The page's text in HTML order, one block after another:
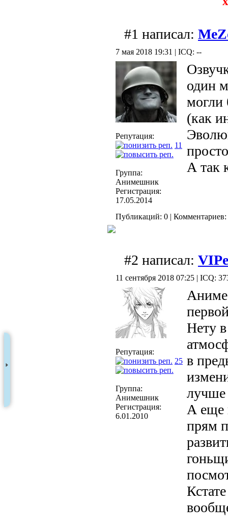
#1 написал:
7 мая 2018 19:31 | ICQ: --
Репутация:
11
Группа:
Анимешник
Регистрация:
17.05.2014
один
могли
(как
А так
Публикаций: 0 | Комментариев:
#2 написал:
11 сентября 2018 07:25 | ICQ:
Репутация:
25
Группа:
Анимешник
Регистрация:
6.01.2010
Аниме
Нету
в
лучше
А еще
прям